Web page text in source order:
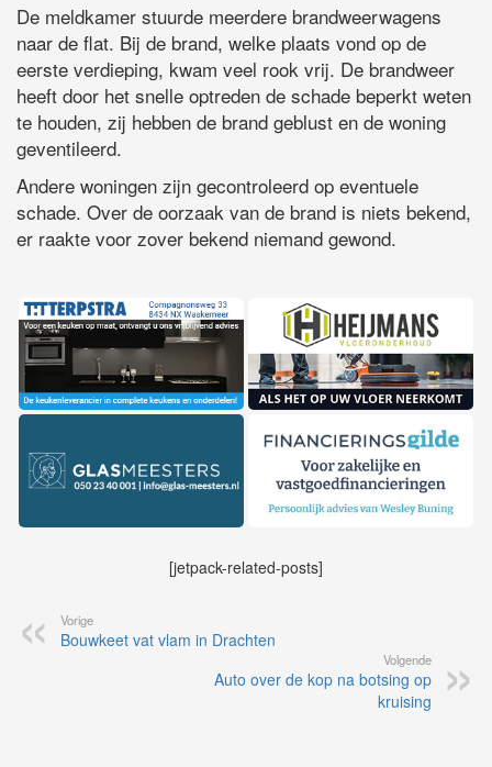
De meldkamer stuurde meerdere brandweerwagens
naar de flat. Bij de brand, welke plaats vond op de
eerste verdieping, kwam veel rook vrij. De brandweer
heeft door het snelle optreden de schade beperkt weten
te houden, zij hebben de brand geblust en de woning
geventileerd.
Andere woningen zijn gecontroleerd op eventuele
schade. Over de oorzaak van de brand is niets bekend,
er raakte voor zover bekend niemand gewond.
[jetpack-related-posts]
Vorige
Bouwkeet vat vlam in Drachten
Volgende
Auto over de kop na botsing op
kruising